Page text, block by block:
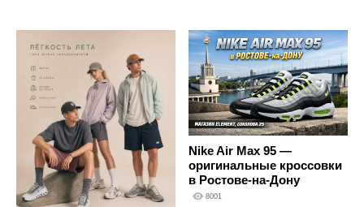
Nike Air Max 95 —
оригинальные кроссовки
в Ростове-на-Дону
8001